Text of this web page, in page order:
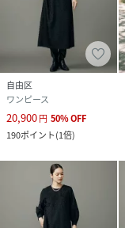
自由区
ワンピース
20,900円 50%OFF
190ポイント(1倍)